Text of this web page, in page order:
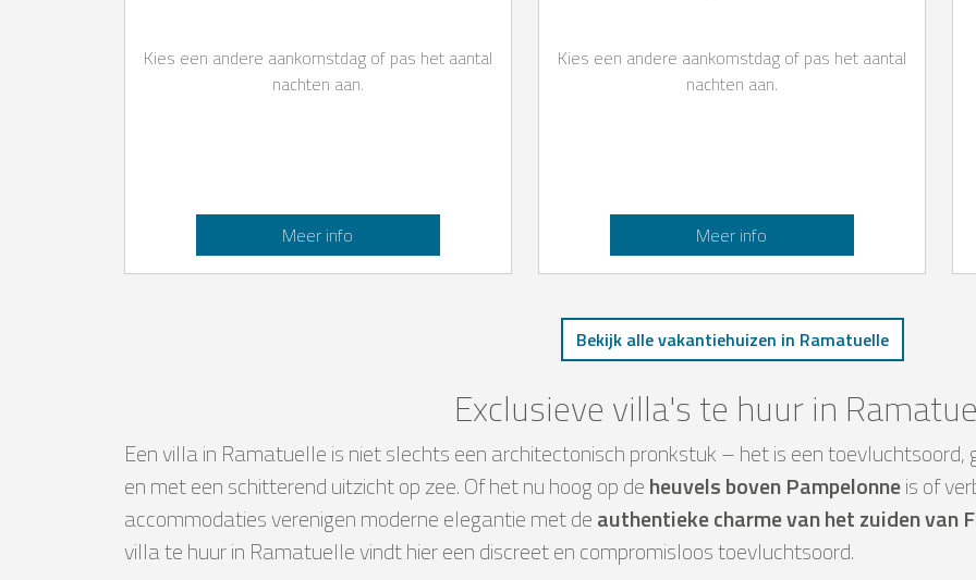
Kies een andere aankomstdag of pas het aantal
nachten aan.
Meer info
Kies een andere aankomstdag of pas het aantal
nachten aan.
Meer info
Bekijk alle vakantiehuizen in Ramatuelle
Exclusieve villa's te huur in
Een villa in Ramatuelle is niet slechts een architectonisch pronkstuk – het is een
en met een schitterend uitzicht op zee. Of het nu hoog op deheuvels boven Pampelonneis of
accommodaties verenigen moderne elegantie met deauthentieke charme van het zuiden van
villa te huur in Ramatuelle vindt hier een discreet en compromisloos toevluchtsoord.